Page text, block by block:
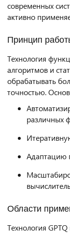
современных
активно
Принцип
Технология
алгоритмов и
обрабатывать
точностью.
различных
Адаптацию
Области
Технология